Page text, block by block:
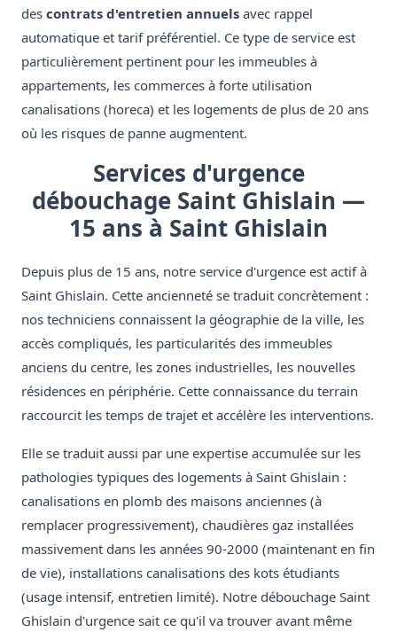
des contrats d'entretien annuels avec rappel
automatique et tarif préférentiel. Ce type de service est
particulièrement pertinent pour les immeubles à
appartements, les commerces à forte utilisation
canalisations (horeca) et les logements de plus de 20 ans
où les risques de panne augmentent.
Services d'urgence
débouchage Saint Ghislain —
15 ans à Saint Ghislain
Depuis plus de 15 ans, notre service d'urgence est actif à
Saint Ghislain. Cette ancienneté se traduit concrètement :
nos techniciens connaissent la géographie de la ville, les
accès compliqués, les particularités des immeubles
anciens du centre, les zones industrielles, les nouvelles
résidences en périphérie. Cette connaissance du terrain
raccourcit les temps de trajet et accélère les interventions.
Elle se traduit aussi par une expertise accumulée sur les
pathologies typiques des logements à Saint Ghislain :
canalisations en plomb des maisons anciennes (à
remplacer progressivement), chaudières gaz installées
massivement dans les années 90-2000 (maintenant en fin
de vie), installations canalisations des kots étudiants
(usage intensif, entretien limité). Notre débouchage Saint
Ghislain d'urgence sait ce qu'il va trouver avant même